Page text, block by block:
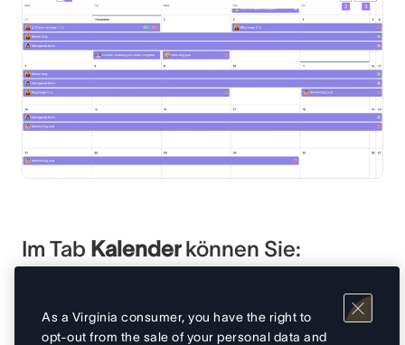
Im Tab Kalenderkönnen Sie:
Einen anderen Monat oder ein anderes Jahr
ansehen, indem Sie auf den Dropdown-Pfeil
klicken
As a Virginia consumer, you have the right to
opt-out from the sale of your personal data and